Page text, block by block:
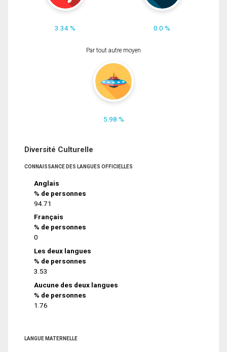
3.34 % 0.0 %
Par tout autre moyen
5.98 %
Diversité Culturelle
CONNAISSANCE DES LANGUES OFFICIELLES
Anglais
% de personnes
94.71
Français
% de personnes
0
Les deux langues
% de personnes
3.53
Aucune des deux langues
% de personnes
1.76
LANGUE MATERNELLE